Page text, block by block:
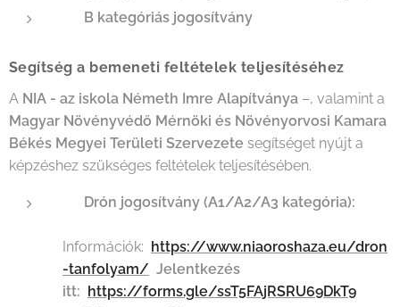
B kategóriás jogosítvány
Segítség a bemeneti feltételek teljesítéséhez
A NIA - az iskola Németh Imre Alapítványa –, valamint a
Magyar Növényvédő Mérnöki és Növényorvosi Kamara
Békés Megyei Területi Szervezete segítséget nyújt a
képzéshez szükséges feltételek teljesítésében.
Drón jogosítvány (A1/A2/A3 kategória):
Információk: https://www.niaoroshaza.eu/dron
-tanfolyam/ Jelentkezés
itt: https://forms.gle/ssT5FAjRSRU69DkT9